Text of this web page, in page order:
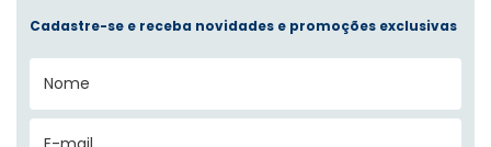
Cadastre-se e receba novidades e promoções exclusivas